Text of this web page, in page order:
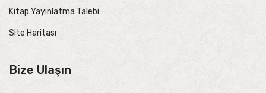
Kitap Yayınlatma Talebi
Site Haritası
Bize Ulaşın